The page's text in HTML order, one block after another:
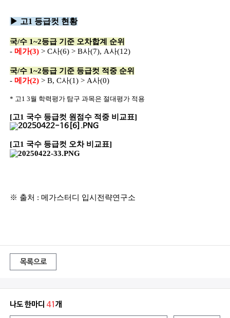
▶ 고1 등급컷 현황
국/수 1~2등급 기준 오차합계 순위
- 메가(3) > C사(6) > B사(7), A사(12)
국/수 1~2등급 기준 등급컷 적중 순위
- 메가(2) > B, C사(1) > A사(0)
* 고1 3월 학력평가 탐구 과목은 절대평가 적용
[고1 국수 등급컷 원점수 적중 비교표]
[고1 국수 등급컷 오차 비교표]
※ 출처 : 메가스터디 입시전략연구소
목록으로
나도 한마디 41개